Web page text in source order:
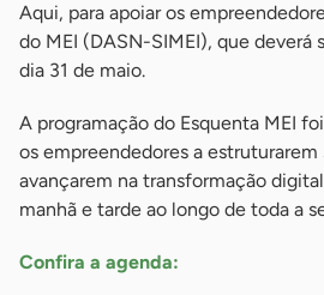
Aqui, para apoiar os
do MEI (DASN-SIMEI), que deverá
dia 31 de maio.
A programação do Esquenta MEI
os empreendedores a estruturarem
avançarem na transformação
manhã e tarde ao longo de toda a
Confira a agenda: